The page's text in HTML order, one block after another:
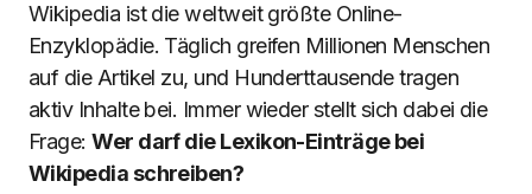
Wikipedia ist die weltweit größte Online-
Enzyklopädie. Täglich greifen Millionen Menschen
auf die Artikel zu, und Hunderttausende tragen
aktiv Inhalte bei. Immer wieder stellt sich dabei die
Frage:Wer darf die Lexikon-Einträge bei
Wikipedia schreiben?